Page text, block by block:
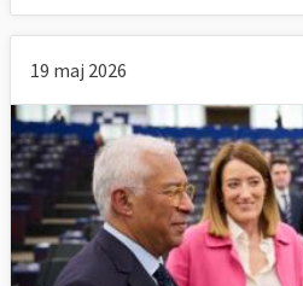
19 maj 2026